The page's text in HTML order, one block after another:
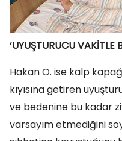
‘UYUŞTURUCU VAKİTLE
Hakan O. ise kalp
kıyısına getiren
ve bedenine bu kadar
varsayım etmediğini